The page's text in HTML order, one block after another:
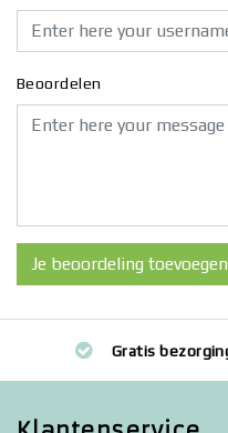
Beoordelen
Je beoordeling toevoegen
Gratis